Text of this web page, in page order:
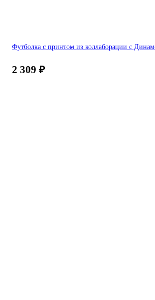
Футболка с принтом из коллаборации с
2 309 ₽